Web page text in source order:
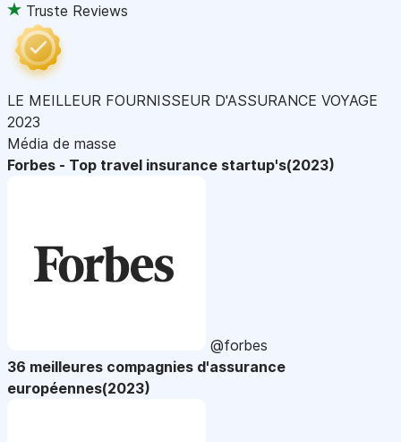
Truste Reviews
LE MEILLEUR FOURNISSEUR D'ASSURANCE VOYAGE
2023
Média de masse
Forbes - Top travel insurance startup's(2023)
@forbes
36 meilleures compagnies d'assurance
européennes(2023)